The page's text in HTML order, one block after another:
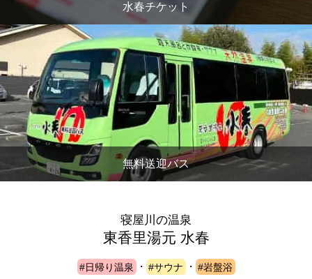
水春チケット
無料送迎バス
寝屋川の温泉
東香里湯元 水春
#日帰り温泉 ・ #サウナ ・ #岩盤浴